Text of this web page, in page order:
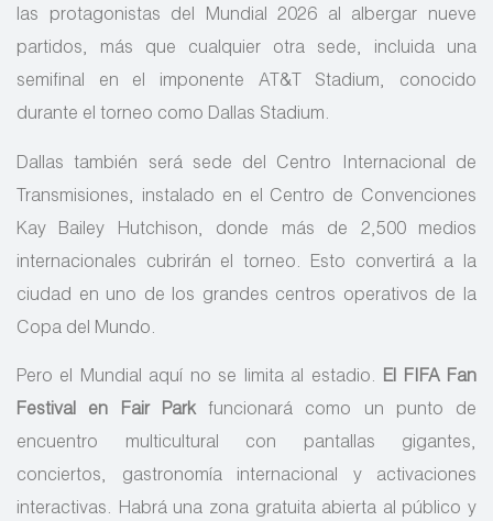
las protagonistas del Mundial 2026 al albergar nueve
partidos, más que cualquier otra sede, incluida una
semifinal en el imponente AT&T Stadium, conocido
durante el torneo como Dallas Stadium.
Dallas también será sede del Centro Internacional de
Transmisiones, instalado en el Centro de Convenciones
Kay Bailey Hutchison, donde más de 2,500 medios
internacionales cubrirán el torneo. Esto convertirá a la
ciudad en uno de los grandes centros operativos de la
Copa del Mundo.
Pero el Mundial aquí no se limita al estadio. El FIFA Fan
Festival en Fair Park funcionará como un punto de
encuentro multicultural con pantallas gigantes,
conciertos, gastronomía internacional y activaciones
interactivas. Habrá una zona gratuita abierta al público y